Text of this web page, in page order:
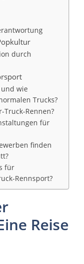
durch
wie
Trucks?
Truck-Rennen?
für
finden
für
Rennsport?
Reise